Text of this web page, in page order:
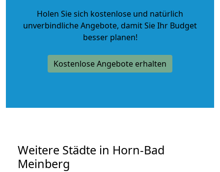
Holen Sie sich kostenlose und natürlich
unverbindliche Angebote, damit Sie Ihr Budget
besser planen!
Kostenlose Angebote erhalten
Weitere Städte in Horn-Bad
Meinberg